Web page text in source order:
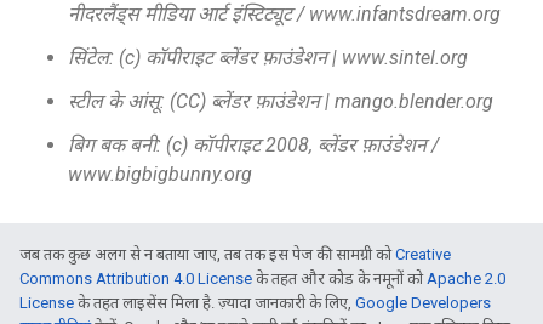
नीदरलैंड्स मीडिया आर्ट इंस्टिट्यूट / www.infantsdream.org
सिंटेल: (c) कॉपीराइट ब्लेंडर फ़ाउंडेशन | www.sintel.org
स्टील के आंसू: (CC) ब्लेंडर फ़ाउंडेशन | mango.blender.org
बिग बक बनी: (c) कॉपीराइट 2008, ब्लेंडर फ़ाउंडेशन /
www.bigbigbunny.org
जब तक कुछ अलग से न बताया जाए, तब तक इस पेज की सामग्री कोCreative
Commons Attribution 4.0 License के तहत और कोड के नमूनों को Apache 2.0
License के तहत लाइसेंस मिला है. ज़्यादा जानकारी के लिए, Google Developers